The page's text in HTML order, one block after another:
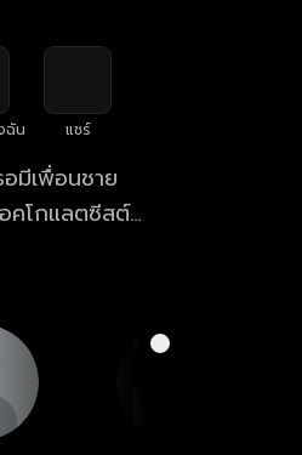
ฉัน แชร์
มีเพื่อนชาย
คโกแลตซีสต์